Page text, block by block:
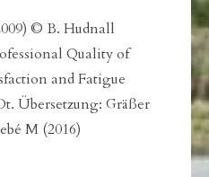
© B. Hudnall
Quality of
and Fatigue
Übersetzung: Gräßer
M (2016)